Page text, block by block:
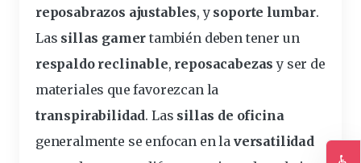
reposabrazos ajustables, y soporte lumbar.
Las sillas gamer también deben tener un
respaldo reclinable, reposacabezas y ser de
materiales que favorezcan la
transpirabilidad. Las sillas de oficina
generalmente se enfocan en la versatilidad